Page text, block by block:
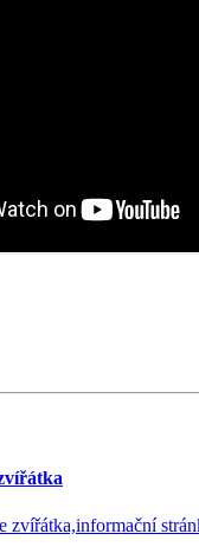
zvířátka,informační